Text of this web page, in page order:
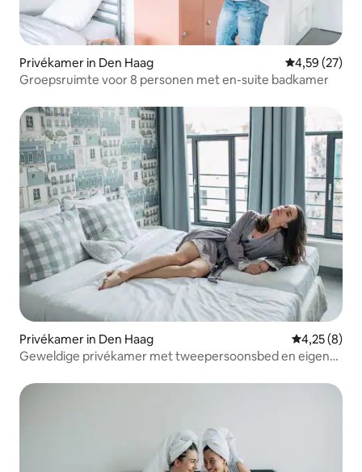
Privékamer in Den Haag Gemiddelde
4,59 (27)
Groepsruimte voor 8 personen met en-suite badkamer
Privékamer in Den Haag
4,25 (8)
Geweldige privékamer met tweepersoonsbed en eigen